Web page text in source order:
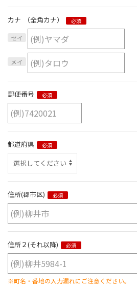
カナ （全角カナ） 必須
セイ
メイ
郵便番号 必須
都道府県 必須
住所(郡市区) 必須
住所２(それ以降) 必須
※町名・番地の入力漏れにご注意ください。